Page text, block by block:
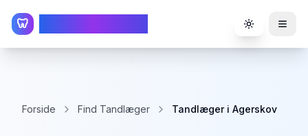
🦷 Toggle
Forside Find Tandlæger Tandlæger i Agerskov